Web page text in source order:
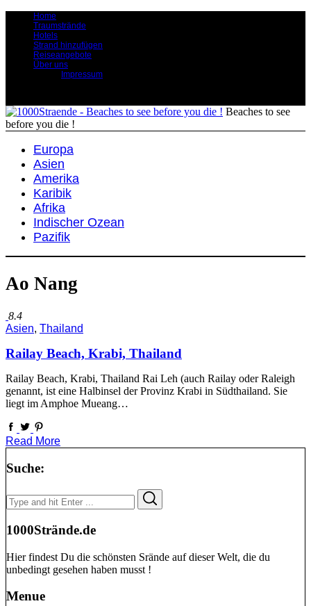
Home
Traumstrände
Hotels
Strand hinzufügen
Reiseangebote
Über uns
Impressum
Beaches to see
before you die !
Europa
Asien
Amerika
Karibik
Afrika
Indischer Ozean
Pazifik
Ao Nang
8.4
Asien, Thailand
Railay Beach, Krabi, Thailand
Railay Beach, Krabi, Thailand Rai Leh (auch Railay oder Raleigh
genannt, ist eine Halbinsel der Provinz Krabi in Südthailand. Sie
liegt im Amphoe Mueang…
Read More
Suche:
Search
for:
1000Strände.de
Hier findest Du die schönsten Srände auf dieser Welt, die du
unbedingt gesehen haben musst !
Menue